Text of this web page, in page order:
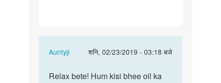
Auntyji
शनि, 02/23/2019 - 03:18 बजे
In
to
Relax
Relax bete! Hum kisi bhee oil ka